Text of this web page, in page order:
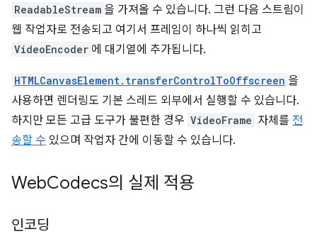
ReadableStream 을 가져올 수 있습니다. 그런 다음 스트림이
웹 작업자로 전송되고 여기서 프레임이 하나씩 읽히고
VideoEncoder 에 대기열에 추가됩니다.
HTMLCanvasElement.transferControlToOffscreen 을
사용하면 렌더링도 기본 스레드 외부에서 실행할 수 있습니다.
하지만 모든 고급 도구가 불편한 경우 VideoFrame 자체를 전
송할 수 있으며 작업자 간에 이동할 수 있습니다.
WebCodecs의 실제 적용
인코딩